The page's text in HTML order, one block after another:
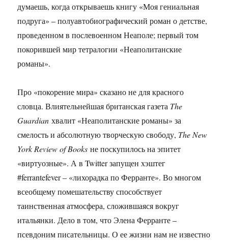
думаешь, когда открываешь книгу «Моя гениальная
подруга» – полуавтобиографический роман о детстве,
проведенном в послевоенном Неаполе; первый том
покорившей мир тетралогии «Неаполитанские
романы».
Про «покорение мира» сказано не для красного
словца. Влиятельнейшая британская газета The
Guardian хвалит «Неаполитанские романы» за
смелость и абсолютную творческую свободу, The New
York Review of Books не поскупилось на эпитет
«виртуозные». А в Twitter запущен хэштег
#ferrantefever – «лихорадка по Ферранте». Во многом
всеобщему помешательству способствует
таинственная атмосфера, сложившаяся вокруг
итальянки. Дело в том, что Элена Ферранте –
псевдоним писательницы. О ее жизни нам не известно